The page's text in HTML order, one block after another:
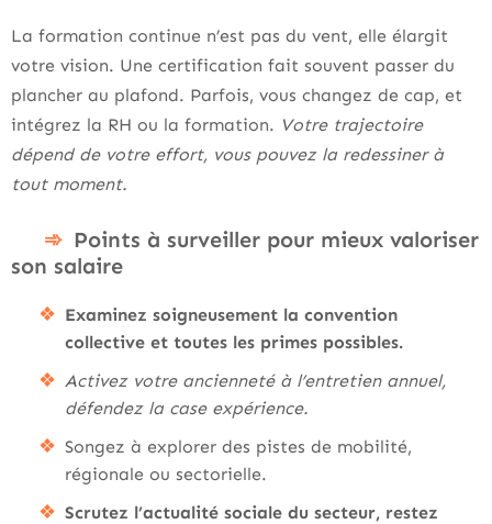
La formation continue n’est pas du vent, elle élargit
votre vision. Une certification fait souvent passer du
plancher au plafond. Parfois, vous changez de cap, et
intégrez la RH ou la formation. Votre trajectoire
dépend de votre effort, vous pouvez la redessiner à
tout moment.
Points à surveiller pour mieux valoriser
son salaire
Examinez soigneusement la convention
collective et toutes les primes possibles.
Activez votre ancienneté à l’entretien annuel,
défendez la case expérience.
Songez à explorer des pistes de mobilité,
régionale ou sectorielle.
Scrutez l’actualité sociale du secteur, restez